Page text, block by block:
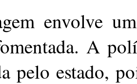
envolve
A
pelo estado,